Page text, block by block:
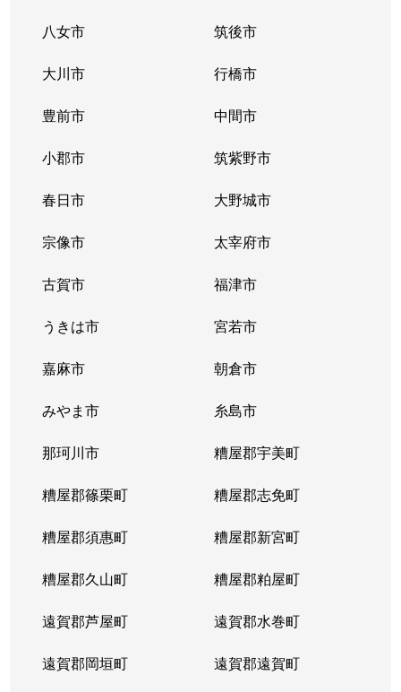
八女市 筑後市
大川市 行橋市
豊前市 中間市
小郡市 筑紫野市
春日市 大野城市
宗像市 太宰府市
古賀市 福津市
うきは市 宮若市
嘉麻市 朝倉市
みやま市 糸島市
那珂川市 糟屋郡宇美町
糟屋郡篠栗町 糟屋郡志免町
糟屋郡須惠町 糟屋郡新宮町
糟屋郡久山町 糟屋郡粕屋町
遠賀郡芦屋町 遠賀郡水巻町
遠賀郡岡垣町 遠賀郡遠賀町